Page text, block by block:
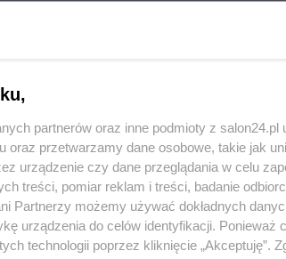
rozciąga podatek od
prowadząc tym samym do
za budowle wielu obiektów,
"PB" stanowisku BCC.
partnerów oraz inne podmioty z
oraz przetwarzamy dane osobowe, takie jak
urządzenie czy dane przeglądania w celu
treści, pomiar reklam i treści, badanie
Partnerzy możemy używać dokładnych
urządzenia do celów identyfikacji. Ponieważ
technologii poprzez kliknięcie „Akceptuję”.